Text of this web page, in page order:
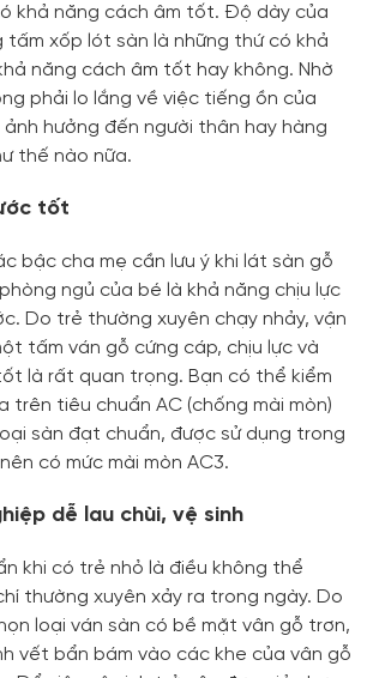
khả năng cách âm tốt. Độ dày của
tấm xốp lót sàn là những thứ có khả
năng cách âm tốt hay không. Nhờ
phải lo lắng về việc tiếng ồn của
hưởng đến người thân hay hàng
thế nào nữa.
tốt
bậc cha mẹ cần lưu ý khi lát sàn gỗ
ngủ của bé là khả năng chịu lực
Do trẻ thường xuyên chạy nhảy, vận
tấm ván gỗ cứng cáp, chịu lực và
là rất quan trọng. Bạn có thể kiểm
trên tiêu chuẩn AC (chống mài mòn)
sàn đạt chuẩn, được sử dụng trong
có mức mài mòn AC3.
dễ lau chùi, vệ sinh
khi có trẻ nhỏ là điều không thể
thường xuyên xảy ra trong ngày. Do
loại ván sàn có bề mặt vân gỗ trơn,
vết bẩn bám vào các khe của vân gỗ